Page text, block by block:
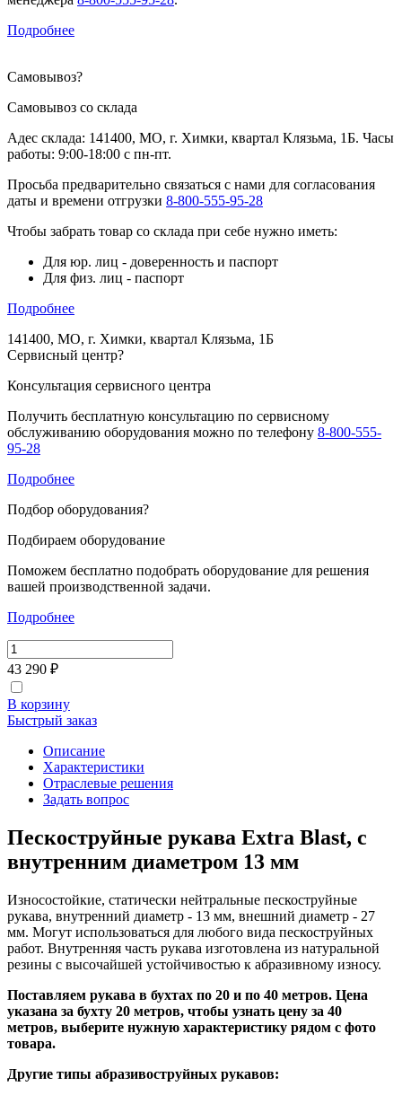
Подробнее
Самовывоз?
Самовывоз со склада
Адес склада: 141400, МО, г. Химки, квартал Клязьма, 1Б. Часы
работы: 9:00-18:00 с пн-пт.
Просьба предварительно связаться с нами для согласования
даты и времени отгрузки 8-800-555-95-28
Чтобы забрать товар со склада при себе нужно иметь:
Для юр. лиц - доверенность и паспорт
Для физ. лиц - паспорт
Подробнее
141400, МО, г. Химки, квартал Клязьма, 1Б
Сервисный центр?
Консультация сервисного центра
Получить бесплатную консультацию по сервисному
обслуживанию оборудования можно по телефону 8-800-555-
95-28
Подробнее
Подбор оборудования?
Подбираем оборудование
Поможем бесплатно подобрать оборудование для решения
вашей производственной задачи.
Подробнее
43 290 ₽
В корзину
Быстрый заказ
Описание
Характеристики
Отраслевые решения
Задать вопрос
Пескоструйные рукава Extra Blast, с
внутренним диаметром 13 мм
Износостойкие, статически нейтральные пескоструйные
рукава, внутренний диаметр - 13 мм, внешний диаметр - 27
мм. Могут использоваться для любого вида пескоструйных
работ. Внутренняя часть рукава изготовлена из натуральной
резины с высочайшей устойчивостью к абразивному износу.
Поставляем рукава в бухтах по 20 и по 40 метров. Цена
указана за бухту 20 метров, чтобы узнать цену за 40
метров, выберите нужную характеристику рядом с фото
товара.
Другие типы абразивоструйных рукавов: